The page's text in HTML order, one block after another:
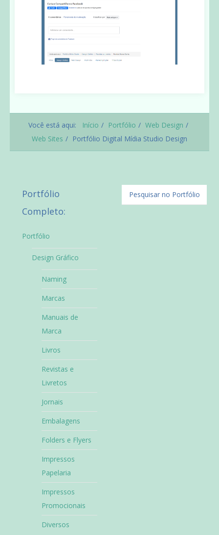
Você está aqui: Início Portfólio
Web Design
Web Sites
Portfólio Digital Mídia Studio Design
Portfólio
Completo:
Portfólio
Design Gráfico
Naming
Marcas
Manuais de
Marca
Livros
Revistas e
Livretos
Jornais
Embalagens
Folders e Flyers
Impressos
Papelaria
Impressos
Promocionais
Diversos